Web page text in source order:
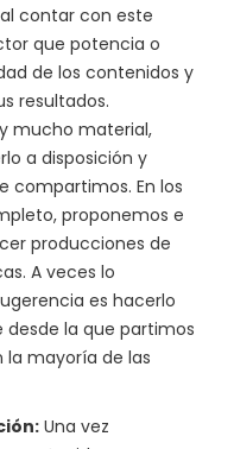
contar con este
que potencia o
de los contenidos y
resultados.
mucho material,
a disposición y
compartimos. En los
proponemos e
producciones de
A veces lo
es hacerlo
desde la que partimos
mayoría de las
Una vez